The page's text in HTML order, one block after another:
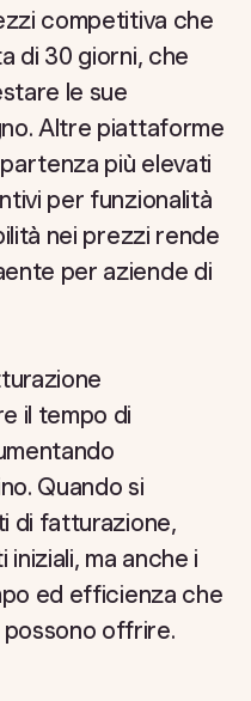
competitiva che
di 30 giorni, che
le sue
Altre piattaforme
più elevati
per funzionalità
nei prezzi rende
per aziende di
il tempo di
Quando si
di fatturazione,
ma anche i
ed efficienza che
offrire.